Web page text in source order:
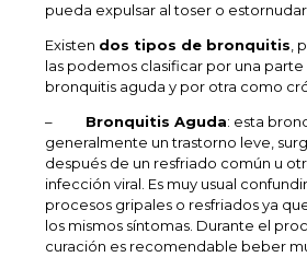
pueda expulsar al toser o estornudar.
Existen dos tipos de bronquitis ,
las podemos clasificar por una
bronquitis aguda y por otra como
– Bronquitis Aguda: esta
generalmente un trastorno leve,
después de un resfriado común u
infección viral. Es muy usual
procesos gripales o resfriados ya
los mismos síntomas. Durante el
curación es recomendable beber